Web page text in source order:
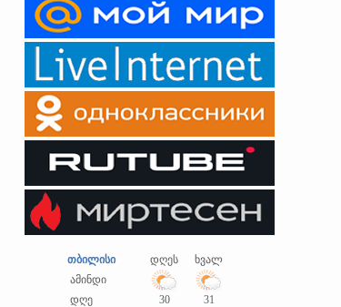
თბილისი დღეს
ხვალ
ამინდი
დღე
30
31